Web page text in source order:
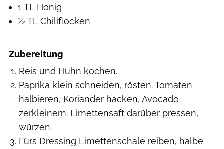
1 TL Honig
½ TL Chiliflocken
Zubereitung
Reis und Huhn kochen.
Paprika klein schneiden, rösten. Tomaten
halbieren, Koriander hacken, Avocado
zerkleinern. Limettensaft darüber pressen,
würzen.
Fürs Dressing Limettenschale reiben, halbe